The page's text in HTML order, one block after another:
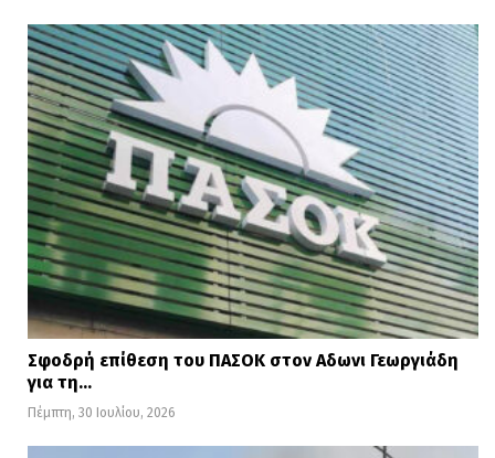
Σφοδρή επίθεση του ΠΑΣΟΚ στον Αδωνι Γεωργιάδη
για τη…
Πέμπτη, 30 Ιουλίου, 2026